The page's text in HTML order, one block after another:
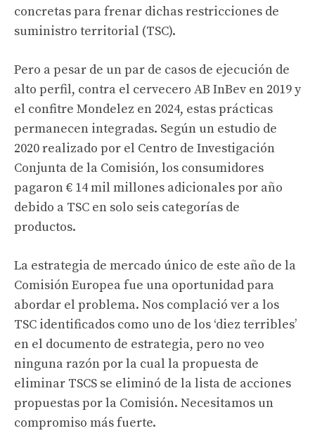
concretas para frenar dichas restricciones de
suministro territorial (TSC).
Pero a pesar de un par de casos de ejecución de
alto perfil, contra el cervecero AB InBev en 2019 y
el confitre Mondelez en 2024, estas prácticas
permanecen integradas. Según un estudio de
2020 realizado por el Centro de Investigación
Conjunta de la Comisión, los consumidores
pagaron € 14 mil millones adicionales por año
debido a TSC en solo seis categorías de
productos.
La estrategia de mercado único de este año de la
Comisión Europea fue una oportunidad para
abordar el problema. Nos complació ver a los
TSC identificados como uno de los ‘diez terribles’
en el documento de estrategia, pero no veo
ninguna razón por la cual la propuesta de
eliminar TSCS se eliminó de la lista de acciones
propuestas por la Comisión. Necesitamos un
compromiso más fuerte.